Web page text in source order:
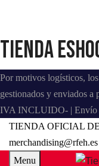
Tienda
Por motivos logísticos,
gestionados y enviados a
IVA INCLUIDO- | Envío
TIENDA OFICIAL
merchandising@rfeh.es
Menu